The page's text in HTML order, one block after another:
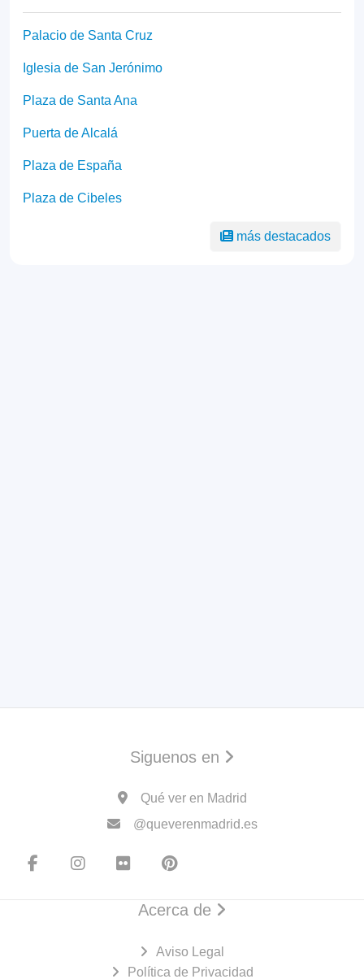
Palacio de Santa Cruz
Iglesia de San Jerónimo
Plaza de Santa Ana
Puerta de Alcalá
Plaza de España
Plaza de Cibeles
más destacados
Siguenos en
Qué ver en Madrid
@queverenmadrid.es
Acerca de
Aviso Legal
Política de Privacidad